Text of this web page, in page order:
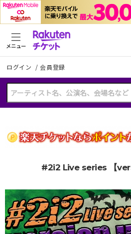
ログイン /会員登録
メニュー
#2i2 Live series 【